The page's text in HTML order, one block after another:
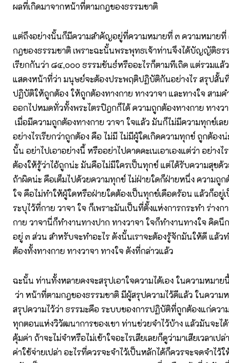
ผลที่เกิดมาจากหน้าที่ตามกฎของธรรมชาติ
แต่ถึงอย่างนั้นก็มีความสำคัญอยู่ที่ความหมายที่ ๓ ความหมายที่
กฎของธรรมชาติ เพราะฉะนั้นพระพุทธเจ้าท่านจึงได้บัญญัติธร
เรียกกันว่า ๘๔,๐๐๐ ธรรมขันธ์หรืออะไรก็ตามทีเถิด แต่รวมแล้
แสดงหน้าที่ว่า มนุษย์จะต้องประพฤติปฏิบัติกันอย่างไร สรุปสั้น
ปฏิบัติให้ถูกต้อง ให้ถูกต้องทางกาย ทางวาจา และทางใจ สามค
ออกไปหมดทั่วทั้งพระไตรปิฎกก็ได้ ความถูกต้องทางกาย ทางว
เมื่อมีความถูกต้องทางกาย วาจา ใจแล้ว มันก็ไม่มีความทุกข์เล
อย่างไรเรียกว่าถูกต้อง คือ ไม่มี ไม่มีผู้ใดเกิดความทุกข์ ถูกต้องน่
นั้น อย่าไปเอาอย่างนี้ หรืออย่าไปคาดคะเนเอาเองแต่ว่า อย่างไ
ต้องให้รู้ว่าไอ้ถูกน่ะ มันคือไม่มีใครเป็นทุกข์ แต่ได้รับความสุขด้
ถ้าผิดน่ะ คือเต็มไปด้วยความทุกข์ ไม่ฝ่ายใดก็ฝ่ายหนึ่ง ความถูก
ใจ คือไม่ทำให้ผู้ใดหรือฝ่ายใดต้องเป็นทุกข์เดือดร้อน แล้วก็อยู่
ระบุไว้ที่กาย วาจา ใจ ก็เพราะมันเป็นที่ตั้งแห่งการกระทำ ร่างก
กาย วาจานี่ก็ทำงานทางปาก ทางวาจา ใจก็ทำงานทางใจ คิด
อยู่ ๓ ส่วน สำหรับจะทำอะไร ดังนั้นเราจะต้องรู้จักมันให้ดี แล้ว
ต้องทั้งทางกาย ทางวาจา ทางใจ ดังที่กล่าวแล้ว
ฉะนั้น ท่านทั้งหลายคงจะสรุปเอาใจความได้เอง ในความหมา
ว่า หน้าที่ตามกฎของธรรมชาติ มีผู้สรุปความไว้ดีแล้ว ในความ
สรุปความไว้ว่า ธรรมะคือ ระบบของการปฏิบัติที่ถูกต้องแก่คว
ทุกตอนแห่งวิวัฒนาการของเขา ท่านช่วยจำไว้บ้าง แล้วมันจะไ
คุ้มค่า ถ้าจะไม่จำหรือไม่เข้าใจอะไรเสียเลยก็ดูว่ามาเสียเวลาเปล่
ค่าใช้จ่ายเปล่า อะไรที่ควรจะจำไว้เป็นหลักได้ก็ควรจะจดจำไว้